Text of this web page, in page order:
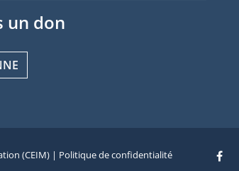
un don
(CEIM) | Politique de confidentialité